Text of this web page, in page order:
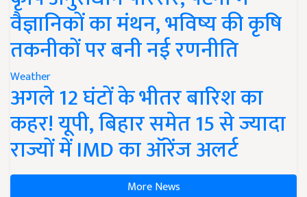
वैज्ञानिकों का मंथन, भविष्य की कृषि
तकनीकों पर बनी नई रणनीति
Weather
अगले 12 घंटों के भीतर बारिश का
कहर! यूपी, बिहार समेत 15 से ज्यादा
राज्यों में IMD का ऑरेंज अलर्ट
More News